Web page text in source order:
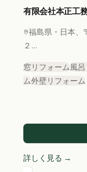
有限会社本正工
福島県 ・日本
２...
窓リフォーム風
ム外壁リフォーム
詳しく見る →